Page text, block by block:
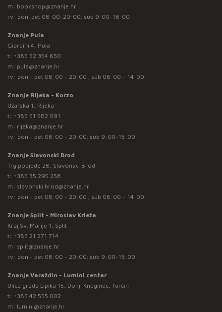
m: bookshop@znanje.hr
rv: pon-pet 08:00-20:00; sub 9:00-18:00
Znanje Pula
Giardini 4, Pula
t: +385 52 354 650
m: pula@znanje.hr
rv: pon - pet 08:00 - 20:00 ; sub 08:00 – 14:00
Znanje Rijeka - Korzo
Užarska 1, Rijeka
t: +385 51 582 091
m: rijeka@znanje.hr
rv: pon - pet 08:00 - 20:00; sub 9:00-15:00
Znanje Slavonski Brod
Trg pobjede 28, Slavonski Brod
t: +385 35 295 258
m: slavonski.brod@znanje.hr
rv: pon - pet 08:00 - 20:00 ; sub 08:00 – 14:00
Znanje Split - Miroslav Krleža
Kraj Sv. Marije 1, Split
t: +385 21 271 714
m: split@znanje.hr
rv: pon - pet 08:00 - 20:00; sub 9:00-15:00
Znanje Varaždin - Lumini centar
Ulica grada Lipika 15, Donji Kneginec, Turčin
t: +385 42 555 002
m: lumini@znanje.hr